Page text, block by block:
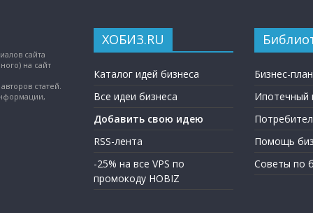
сайта
на сайт
статей.
ХОБИЗ.RU
Каталог идей бизнеса
Все идеи бизнеса
Добавить свою идею
RSS-лента
-25% на все VPS по
промокоду HOBIZ
Бизнес-
Ипотечный
Помощь
Советы по